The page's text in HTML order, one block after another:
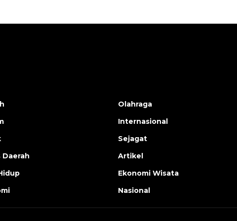
Olahraga
Internasional
Sejagat
Artikel
Ekonomi Wisata
Nasional